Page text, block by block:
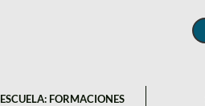
ESCUELA: FORMACIONES